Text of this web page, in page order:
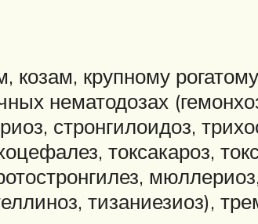
козам, крупному
нематодозах
стронгилоидоз,
токсакароз,
тизаниезиоз),